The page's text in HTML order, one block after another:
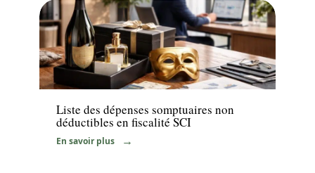
News
Liste des dépenses somptuaires non
déductibles en fiscalité SCI
En savoir plus